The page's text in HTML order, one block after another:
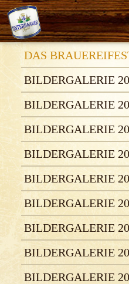
DAS
BILDERGALERIE
BILDERGALERIE
BILDERGALERIE
BILDERGALERIE
BILDERGALERIE
BILDERGALERIE
BILDERGALERIE
BILDERGALERIE
BILDERGALERIE